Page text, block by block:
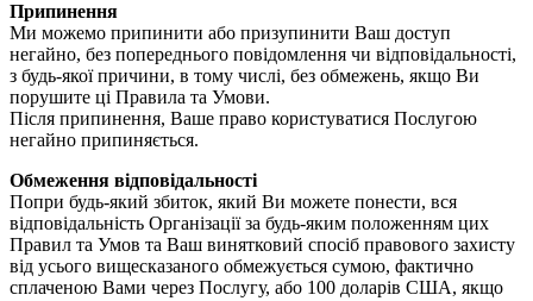
Припинення
Ми можемо припинити або призупинити Ваш доступ
негайно, без попереднього повідомлення чи відповідальності,
з будь-якої причини, в тому числі, без обмежень, якщо Ви
порушите ці Правила та Умови.
Після припинення, Ваше право користуватися Послугою
негайно припиняється.
Обмеження відповідальності
Попри будь-який збиток, який Ви можете понести, вся
відповідальність Організації за будь-яким положенням цих
Правил та Умов та Ваш винятковий спосіб правового захисту
від усього вищесказаного обмежується сумою, фактично
сплаченою Вами через Послугу, або 100 доларів США, якщо